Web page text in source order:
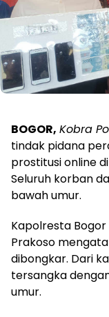
BOGOR, Kobra
tindak pidana
prostitusi online
Seluruh korban
bawah umur.
Kapolresta Bogor
Prakoso
dibongkar. Dari
tersangka
umur.